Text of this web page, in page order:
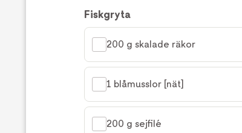
Fiskgryta
200 g skalade räkor
1 blåmusslor [nät]
200 g sejfilé